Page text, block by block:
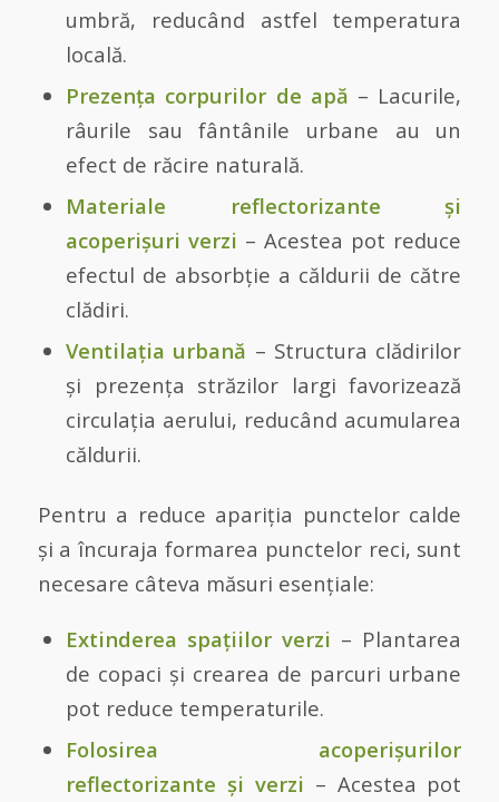
umbră, reducând astfel temperatura
locală.
Prezența corpurilor de apă – Lacurile,
râurile sau fântânile urbane au un
efect de răcire naturală.
Materiale reflectorizante și
acoperișuri verzi – Acestea pot reduce
efectul de absorbție a căldurii de către
clădiri.
Ventilația urbană – Structura clădirilor
și prezența străzilor largi favorizează
circulația aerului, reducând acumularea
căldurii.
Pentru a reduce apariția punctelor calde
și a încuraja formarea punctelor reci, sunt
necesare câteva măsuri esențiale:
Extinderea spațiilor verzi – Plantarea
de copaci și crearea de parcuri urbane
pot reduce temperaturile.
Folosirea acoperișurilor
reflectorizante și verzi – Acestea pot